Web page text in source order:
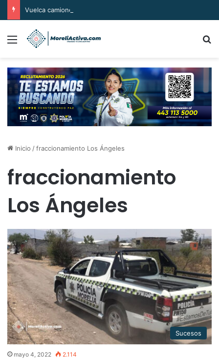
Menú
Inicio /fraccionamiento Los Ángeles
fraccionamiento
Los Ángeles
Sucesos
mayo 4, 2022 2.114